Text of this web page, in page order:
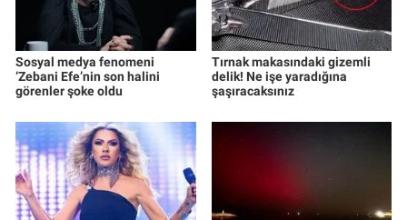
Sosyal medya fenomeni
‘Zebani Efe’nin son halini
görenler şoke oldu
Tırnak makasındaki gizemli
delik! Ne işe yaradığına
şaşıracaksınız